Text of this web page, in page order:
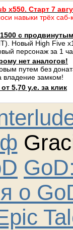
x550. Старт 7
навыки трёх саб-
с
Новый High Five
персонаж за 1
нет аналогов!
путем без
владение замком!
5,70 у.е. за клик
о